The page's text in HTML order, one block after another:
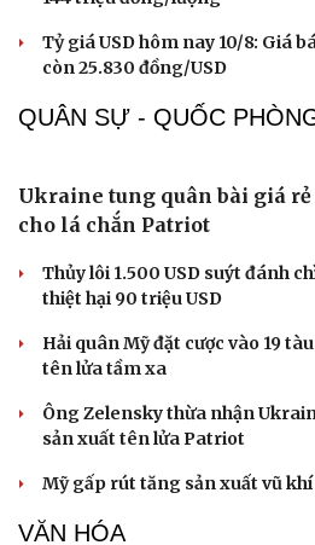
Giá bạc hôm nay: Giá bạc
triệu đồng/kg
Giá cà phê hôm nay 10/8: Giá
tăng - giảm trái chiều
Giá xăng dầu hôm nay 10/8:
chắn về việc mở lại Hormuz
Giá vàng hôm nay 10/8: Giá
144 triệu đồng/lượng